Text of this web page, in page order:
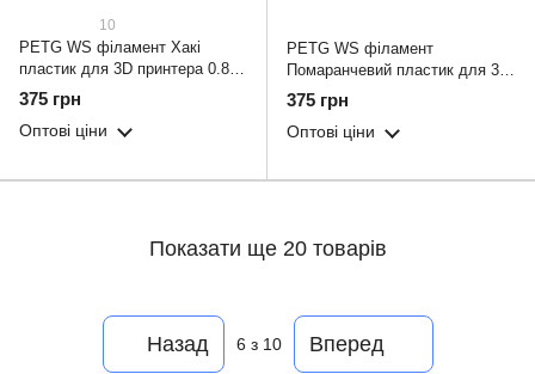
10
PETG WS філамент Хакі
пластик для 3D принтера 0.800
кг / 260 м / 1.75 мм
375 грн
Оптові ціни
PETG WS філамент
Помаранчевий пластик для 3D
принтера 0.800 кг / 260 м / 1.75
375 грн
Оптові ціни
Показати ще 20 товарів
Назад 6 з 10 Вперед